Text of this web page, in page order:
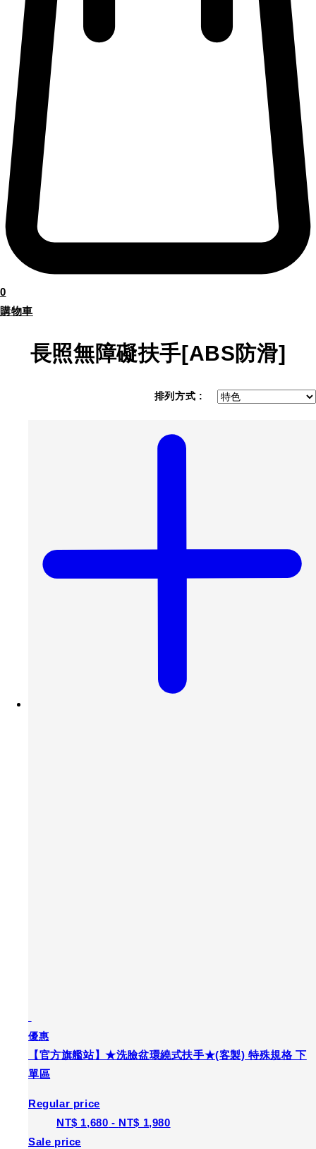
0
購物車
長照無障礙扶手[ABS防滑]
排列方式 :
優惠
【官方旗艦站】★洗臉盆環繞式扶手★(客製) 特殊規格 下
單區
Regular price
NT$ 1,680 - NT$ 1,980
Sale price